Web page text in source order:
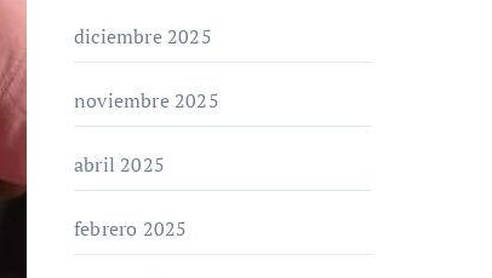
diciembre 2025
noviembre 2025
abril 2025
febrero 2025